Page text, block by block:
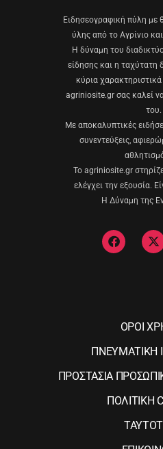
Eιδησεογραφική πύλη με
ύλης από το Αγρίνιο
Η δύναμη του
είδησης και η ταχύτατη
κύρια
agriniosite.gr σας καλεί
του.
Με αποκαλυπτικές
συνεντεύξεις,
Το agriniosite.gr
ελέγχει την εξουσία.
Η Δύναμη της
ΟΡΟΙ
ΠΝΕΥΜΑΤΙΚΗ
ΠΡΟΣΤΑΣΙΑ
ΠΟΛΙΤΙΚΗ